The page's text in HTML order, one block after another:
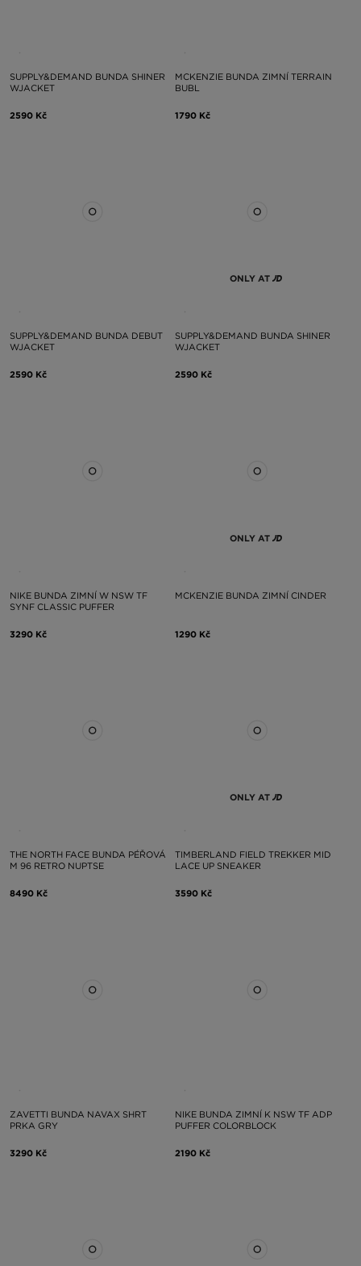
SUPPLY&DEMAND BUNDA SHINER
WJACKET
2590 Kč
MCKENZIE BUNDA ZIMNÍ TERRAIN
BUBL
1790 Kč
SUPPLY&DEMAND BUNDA DEBUT
WJACKET
2590 Kč
ONLY AT
SUPPLY&DEMAND BUNDA SHINER
WJACKET
2590 Kč
NIKE BUNDA ZIMNÍ W NSW TF
SYNF CLASSIC PUFFER
3290 Kč
ONLY AT
MCKENZIE BUNDA ZIMNÍ CINDER
1290 Kč
THE NORTH FACE BUNDA PÉŘOVÁ
M 96 RETRO NUPTSE
8490 Kč
ONLY AT
TIMBERLAND FIELD TREKKER MID
LACE UP SNEAKER
3590 Kč
ZAVETTI BUNDA NAVAX SHRT
PRKA GRY
3290 Kč
NIKE BUNDA ZIMNÍ K NSW TF ADP
PUFFER COLORBLOCK
2190 Kč